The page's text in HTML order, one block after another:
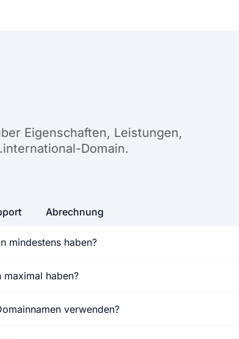
Eigenschaften, Leistungen,
Domain.
mindestens haben?
haben?
verwenden?
Abrechnung